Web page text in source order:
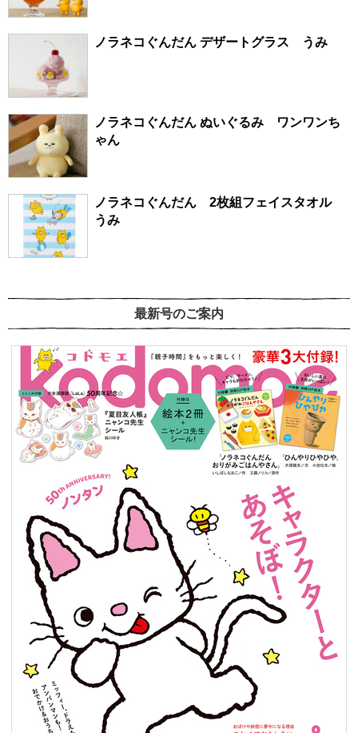
ノラネコぐんだん デザートグラス うみ
ノラネコぐんだん ぬいぐるみ ワンワンち
ゃん
ノラネコぐんだん 2枚組フェイスタオル
うみ
最新号のご案内